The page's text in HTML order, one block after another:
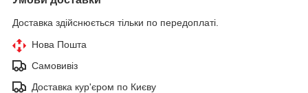
Доставка здійснюється тільки по передоплаті.
Нова Пошта
Самовивіз
Доставка кур'єром по Києву